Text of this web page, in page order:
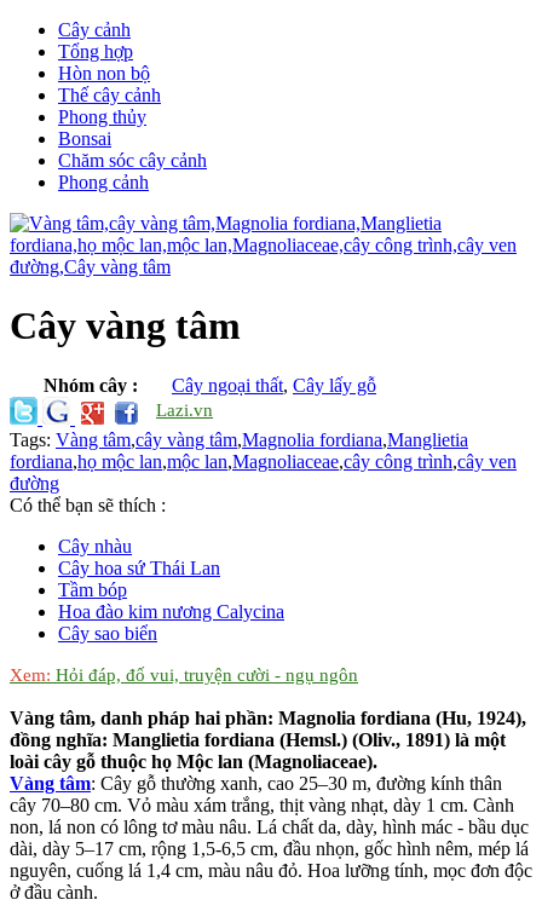
Cây cảnh
Tổng hợp
Hòn non bộ
Thế cây cảnh
Phong thủy
Bonsai
Chăm sóc cây cảnh
Phong cảnh
Cây vàng tâm
Nhóm cây : Cây ngoại thất, Cây lấy gỗ
Lazi.vn
Tags: Vàng tâm,cây vàng tâm,Magnolia fordiana,Manglietia
fordiana,họ mộc lan,mộc lan,Magnoliaceae,cây công trình,cây ven
đường
Có thể bạn sẽ thích :
Cây nhàu
Cây hoa sứ Thái Lan
Tầm bóp
Hoa đào kim nương Calycina
Cây sao biển
Xem: Hỏi đáp, đố vui, truyện cười - ngụ ngôn
Vàng tâm, danh pháp hai phần: Magnolia fordiana (Hu, 1924),
đồng nghĩa: Manglietia fordiana (Hemsl.) (Oliv., 1891) là một
loài cây gỗ thuộc họ Mộc lan (Magnoliaceae).
Vàng tâm: Cây gỗ thường xanh, cao 25–30 m, đường kính thân
cây 70–80 cm. Vỏ màu xám trắng, thịt vàng nhạt, dày 1 cm. Cành
non, lá non có lông tơ màu nâu. Lá chất da, dày, hình mác - bầu dục
dài, dày 5–17 cm, rộng 1,5-6,5 cm, đầu nhọn, gốc hình nêm, mép lá
nguyên, cuống lá 1,4 cm, màu nâu đỏ. Hoa lưỡng tính, mọc đơn độc
ở đầu cành.